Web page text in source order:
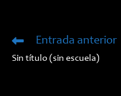
Leer
artículos
Entrada anterior
Sin título (sin escuela)